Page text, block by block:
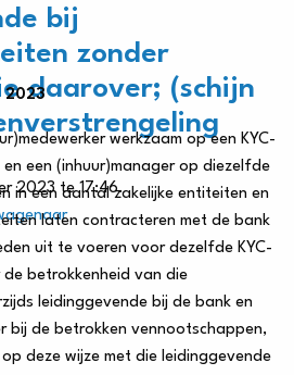
bij
zonder
daarover; (schijn
2023 te 17:46.
2023
werkzaam op een KYC-
een (inhuur)manager op diezelfde
in een aantal zakelijke entiteiten en
laten contracteren met de bank
uit te voeren voor dezelfde KYC-
betrokkenheid van die
leidinggevende bij de bank en
bij de betrokken vennootschappen,
deze wijze met die leidinggevende